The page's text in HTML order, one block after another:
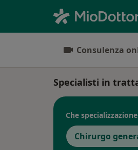
Consulenza
Specialisti in
Che
Chirurgo